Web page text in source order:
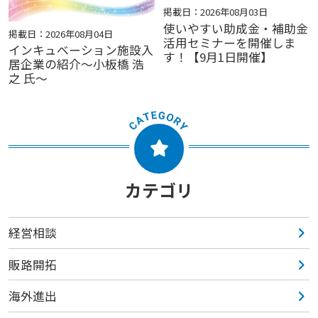
掲載日：2026年08月04日
インキュベーション施設入
居企業の紹介～小板橋 浩
之 氏～
掲載日：2026年08月03日
使いやすい助成金・補助金
活用セミナーを開催しま
す！【9月1日開催】
カテゴリ
経営相談
販路開拓
海外進出